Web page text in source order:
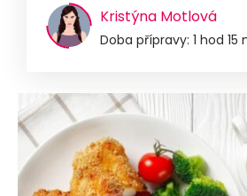
Kristýna Motlová
Doba přípravy: 1 hod 15